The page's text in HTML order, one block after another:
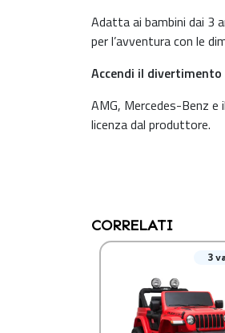
Adatta ai bambini dai 3
per l’avventura con le
Accendi il divertimento
AMG, Mercedes-Benz
licenza dal produttore.
CORRELATI
3